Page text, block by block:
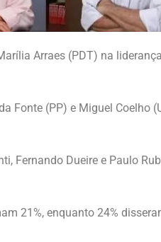
Arraes (PDT) na
Fonte (PP) e Miguel Coelho
Fernando Dueire e Paulo
21%, enquanto 24%